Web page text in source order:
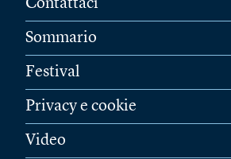
Contattaci
Sommario
Festival
Privacy e cookie
Video